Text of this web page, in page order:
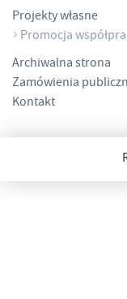
Projekty własne
Promocja
Archiwalna strona
Zamówienia
Kontakt